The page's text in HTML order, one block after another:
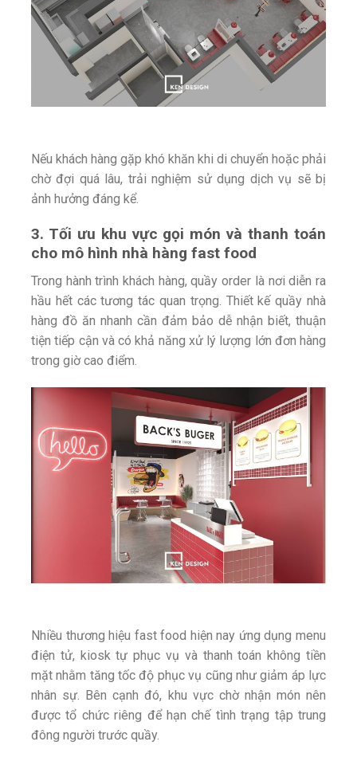
Nếu khách hàng gặp khó khăn khi di chuyển hoặc phải
chờ đợi quá lâu, trải nghiệm sử dụng dịch vụ sẽ bị
ảnh hưởng đáng kể.
3. Tối ưu khu vực gọi món và thanh toán
cho mô hình nhà hàng fast food
Trong hành trình khách hàng, quầy order là nơi diễn ra
hầu hết các tương tác quan trọng. Thiết kế quầy nhà
hàng đồ ăn nhanh cần đảm bảo dễ nhận biết, thuận
tiện tiếp cận và có khả năng xử lý lượng lớn đơn hàng
trong giờ cao điểm.
Nhiều thương hiệu fast food hiện nay ứng dụng menu
điện tử, kiosk tự phục vụ và thanh toán không tiền
mặt nhằm tăng tốc độ phục vụ cũng như giảm áp lực
nhân sự. Bên cạnh đó, khu vực chờ nhận món nên
được tổ chức riêng để hạn chế tình trạng tập trung
đông người trước quầy.